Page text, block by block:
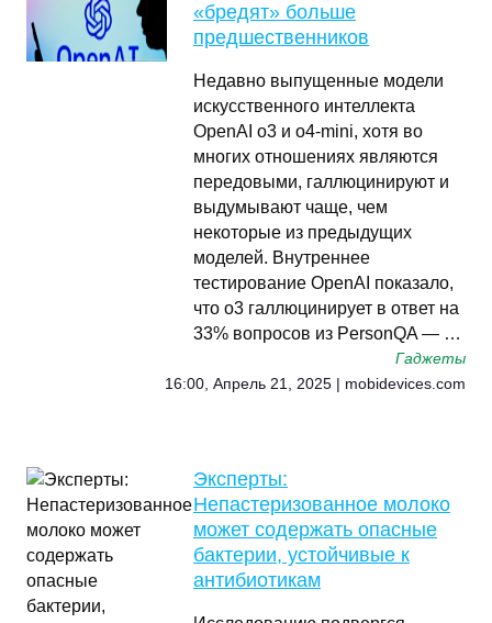
«бредят» больше
предшественников
Недавно выпущенные модели
искусственного интеллекта
OpenAI o3 и o4-mini, хотя во
многих отношениях являются
передовыми, галлюцинируют и
выдумывают чаще, чем
некоторые из предыдущих
моделей. Внутреннее
тестирование OpenAI показало,
что o3 галлюцинирует в ответ на
33% вопросов из PersonQA — …
Гаджеты
16:00, Апрель 21, 2025 | mobidevices.com
Эксперты:
Непастеризованное молоко
может содержать опасные
бактерии, устойчивые к
антибиотикам